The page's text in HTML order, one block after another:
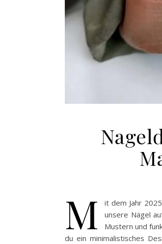
M
it dem Jahr
unsere Nägel
Mustern und
du ein minimalistisches